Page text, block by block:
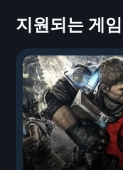
지원되는 게